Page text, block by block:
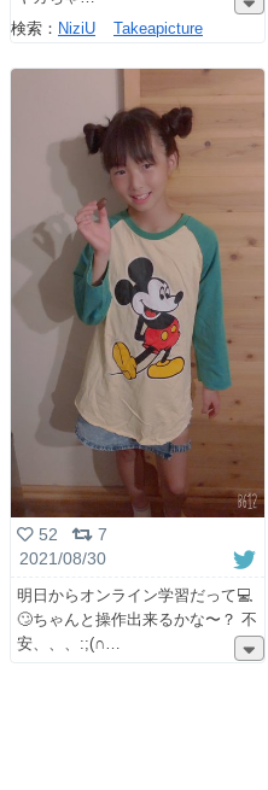
検索： NiziU Takeapicture
52
7
2021/08/30
明日からオンライン学習だって💻
🙄ちゃんと操作出来るかな〜？ 不
安、、、:;(∩︎